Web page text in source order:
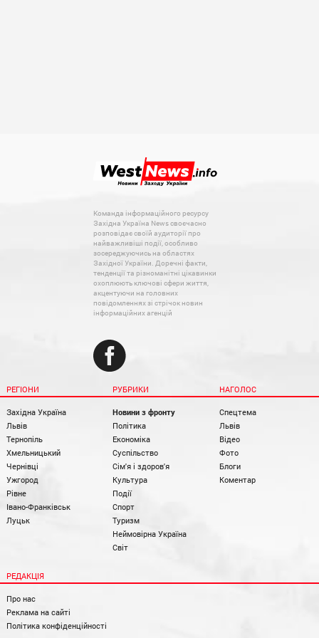
Команда інформаційного ресурсу
Західна Україна News своєчасно
розповідає своїй аудиторії про
найважливіші події, особливо
зосереджуючись на областях
Західної України. Доречні факти,
тенденції та різноманітні цікавинки
охоплюють ключові сфери життя,
акцентуючи на головних
повідомленнях зі стрічок новин
інформаційних агенцій
РЕГІОНИ
Західна Україна
Львів
Тернопіль
Хмельницький
Чернівці
Ужгород
Рівне
Івано-Франківськ
Луцьк
РУБРИКИ
Новини з фронту
Політика
Економіка
Суспільство
Сім'я і здоров'я
Культура
Події
Спорт
Туризм
Неймовірна Україна
Світ
НАГОЛОС
Спецтема
Львів
Відео
Фото
Блоги
Коментар
РЕДАКЦІЯ
Про нас
Реклама на сайті
Політика конфіденційності